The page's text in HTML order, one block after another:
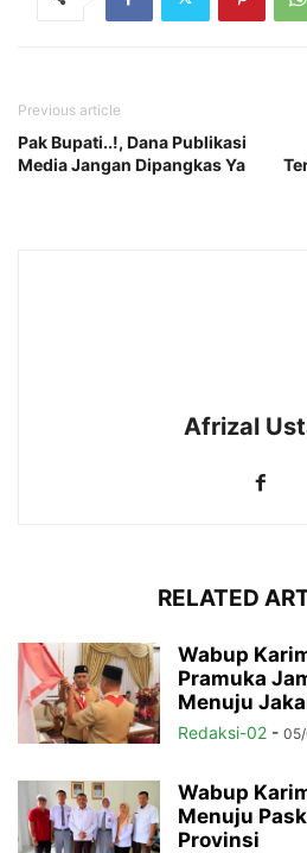
Previous article
Pak Bupati..!, Dana Publikasi
Media Jangan Dipangkas Ya
Afrizal
RELATED
Wabup
Pramuka
Menuju
Redaksi-02 -
Wabup
Menuju
Provinsi